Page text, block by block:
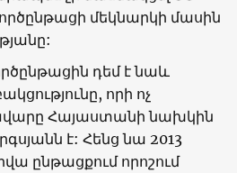
մեկնարկի մասին
դեմ է նաև
որի ոչ
Հայաստանի նախկին
է: Հենց նա 2013
ընթացքում որոշում